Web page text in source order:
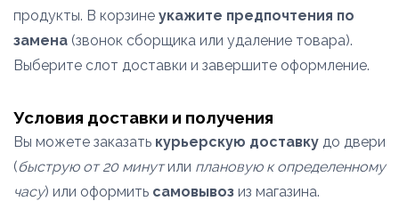
продукты. В корзине укажите предпочтения по
замена (звонок сборщика или удаление товара).
Выберите слот доставки и завершите оформление.
Условия доставки и получения
Вы можете заказать курьерскую доставку до двери
(быструю от 20 минутили плановую к определенному
часу) или оформить самовывоз из магазина.